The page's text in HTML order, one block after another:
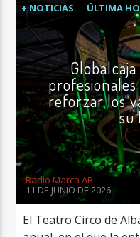
+ NOTICIAS ÚLTIMA
profesionales
reforzar los
su
Radio Marca AB
11 DE JUNIO DE 2026
El Teatro Circo de